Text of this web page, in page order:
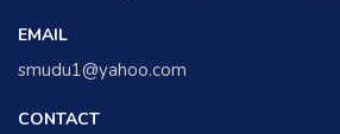
EMAIL
smudu1@yahoo.com
CONTACT